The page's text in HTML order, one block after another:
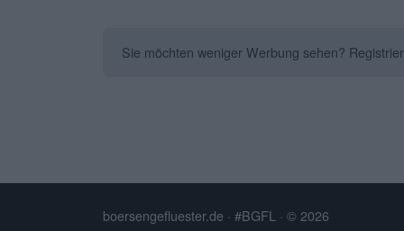
Sie möchten weniger Werbung sehen?
boersengefluester.de · #BGFL · © 2026